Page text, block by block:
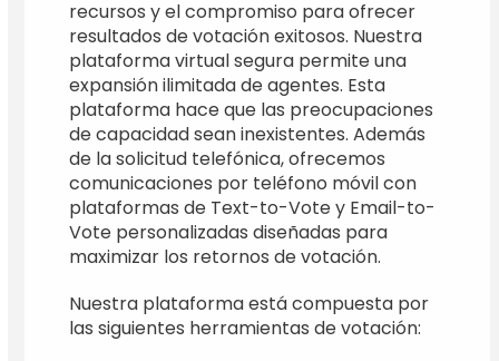
recursos y el compromiso para ofrecer
resultados de votación exitosos. Nuestra
plataforma virtual segura permite una
expansión ilimitada de agentes. Esta
plataforma hace que las preocupaciones
de capacidad sean inexistentes. Además
de la solicitud telefónica, ofrecemos
comunicaciones por teléfono móvil con
plataformas de Text-to-Vote y Email-to-
Vote personalizadas diseñadas para
maximizar los retornos de votación.
Nuestra plataforma está compuesta por
las siguientes herramientas de votación: